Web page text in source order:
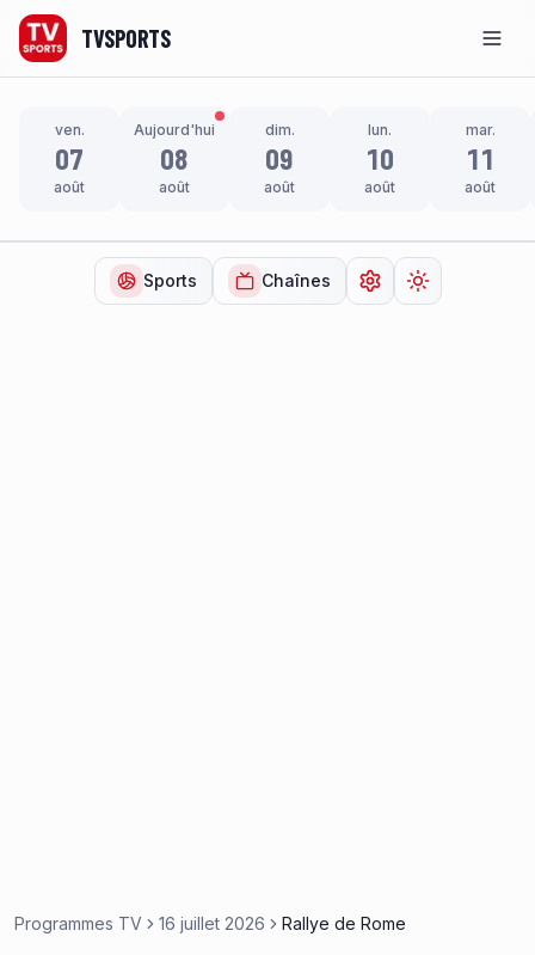
TVSPORTS
ven.
07
août
Aujourd'hui
08
août
dim.
09
août
lun.
10
août
mar.
11
août
Sports Chaînes Ouvrir lesChanger de
Programmes TV 16 juillet 2026 Rallye de Rome